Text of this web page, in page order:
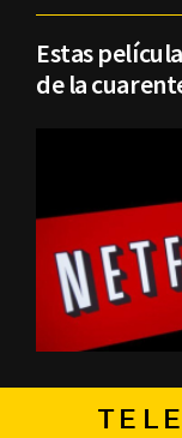
Estas
de la